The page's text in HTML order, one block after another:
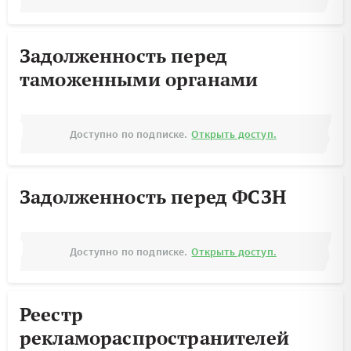
Задолженность перед
таможенными органами
Доступно по подписке. Открыть доступ.
Задолженность перед ФСЗН
Доступно по подписке. Открыть доступ.
Реестр
рекламораспространителей